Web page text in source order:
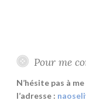
Pour me
N’hésite pas à
l’adresse :